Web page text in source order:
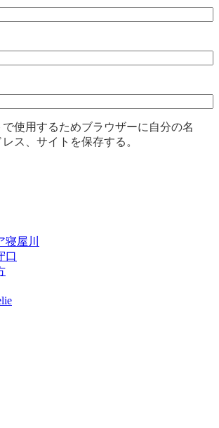
使用するためブラウザーに自分の名
ス、サイトを保存する。
寝屋川
口